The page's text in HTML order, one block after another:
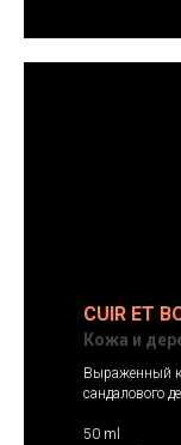
CUIR ET
Кожа и
Выраженный
сандалового
50 ml